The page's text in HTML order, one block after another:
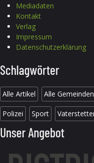
Mediadaten
Kontakt
Verlag
Impressum
Datenschutzerklärung
Schlagwörter
Alle Artikel Alle Gemeinden
Polizei Sport
Unser Angebot